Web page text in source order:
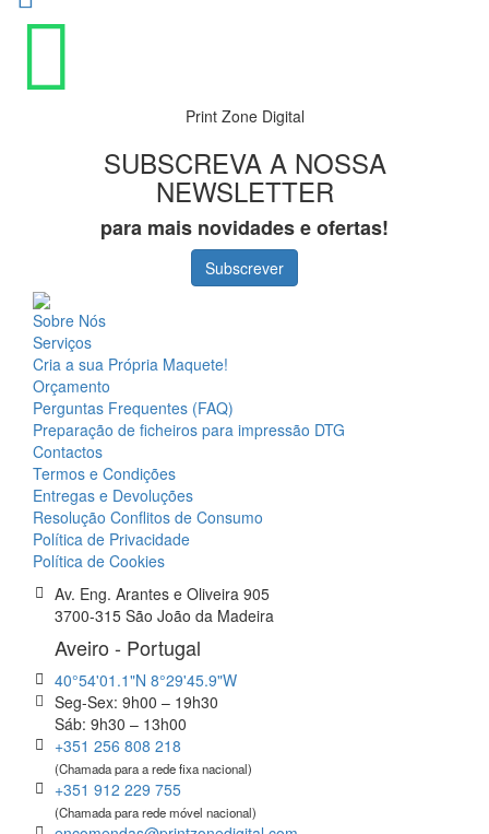
Print Zone Digital
SUBSCREVA A NOSSA
NEWSLETTER
para mais novidades e ofertas!
Subscrever
Sobre Nós
Serviços
Cria a sua Própria Maquete!
Orçamento
Perguntas Frequentes (FAQ)
Preparação de ficheiros para impressão DTG
Contactos
Termos e Condições
Entregas e Devoluções
Resolução Conflitos de Consumo
Política de Privacidade
Política de Cookies
Av. Eng. Arantes e Oliveira 905
3700-315 São João da Madeira
Aveiro - Portugal
40°54'01.1"N 8°29'45.9"W
Seg-Sex: 9h00 – 19h30
Sáb: 9h30 – 13h00
+351 256 808 218
(Chamada para a rede fixa nacional)
+351 912 229 755
(Chamada para rede móvel nacional)